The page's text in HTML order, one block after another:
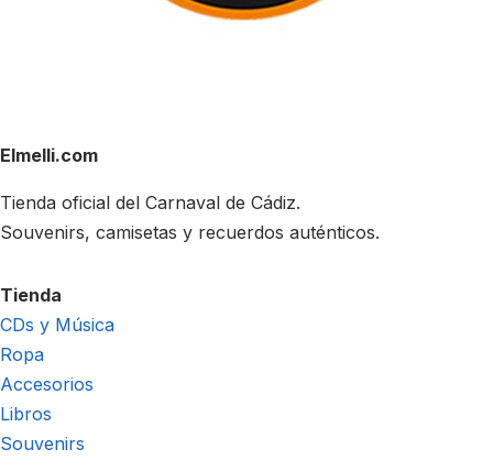
Elmelli.com
Tienda oficial del Carnaval de Cádiz.
Souvenirs, camisetas y recuerdos auténticos.
Tienda
CDs y Música
Ropa
Accesorios
Libros
Souvenirs